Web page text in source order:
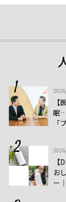
【
眠
「
【
お
ー